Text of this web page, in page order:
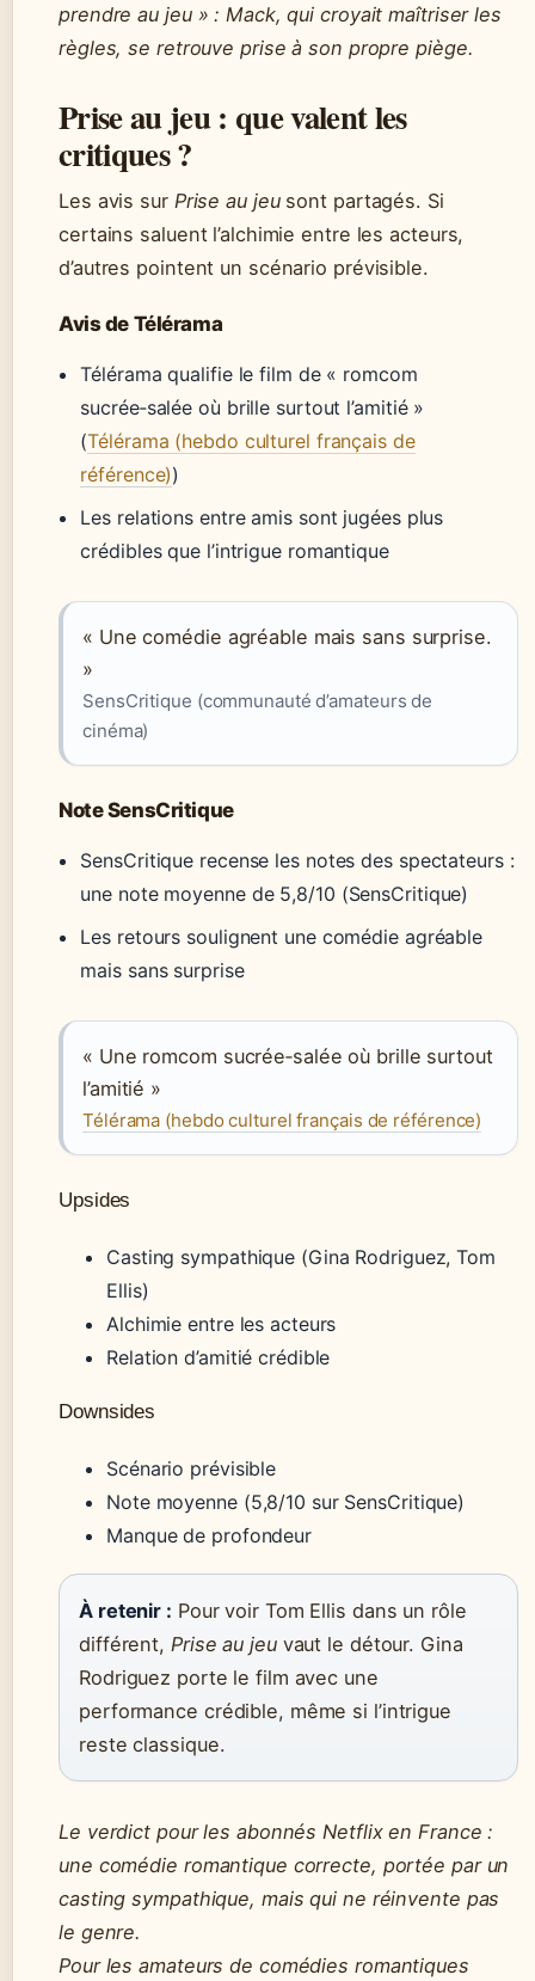
prendre au jeu » : Mack, qui croyait maîtriser les
règles, se retrouve prise à son propre piège.
Prise au jeu : que valent les
critiques ?
Les avis sur Prise au jeusont partagés. Si
certains saluent l’alchimie entre les acteurs,
d’autres pointent un scénario prévisible.
Avis de Télérama
Télérama qualifie le film de « romcom
sucrée‑salée où brille surtout l’amitié »
(Télérama (hebdo culturel français de
référence))
Les relations entre amis sont jugées plus
crédibles que l’intrigue romantique
« Une comédie agréable mais sans surprise.
»
SensCritique (communauté d’amateurs de
cinéma)
Note SensCritique
SensCritique recense les notes des spectateurs :
une note moyenne de 5,8/10 (SensCritique)
Les retours soulignent une comédie agréable
mais sans surprise
« Une romcom sucrée‑salée où brille surtout
l’amitié »
Télérama (hebdo culturel français de référence)
Upsides
Casting sympathique (Gina Rodriguez, Tom
Ellis)
Alchimie entre les acteurs
Relation d’amitié crédible
Downsides
Scénario prévisible
Note moyenne (5,8/10 sur SensCritique)
Manque de profondeur
À retenir : Pour voir Tom Ellis dans un rôle
différent, Prise au jeuvaut le détour. Gina
Rodriguez porte le film avec une
performance crédible, même si l’intrigue
reste classique.
Le verdict pour les abonnés Netflix en France :
une comédie romantique correcte, portée par un
casting sympathique, mais qui ne réinvente pas
le genre.
Pour les amateurs de comédies romantiques